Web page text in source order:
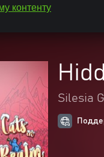
контенту
Silesia